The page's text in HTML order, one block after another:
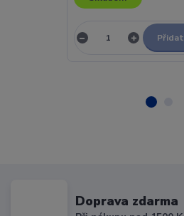
Doprava zdarma